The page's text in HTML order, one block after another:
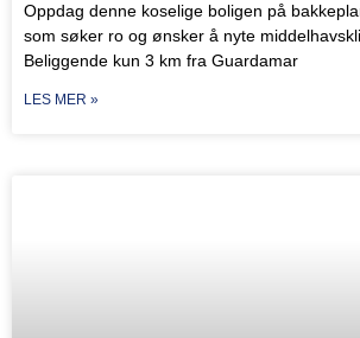
Oppdag denne koselige boligen på
som søker ro og ønsker å nyte
Beliggende kun 3 km fra Guardamar
LES MER »